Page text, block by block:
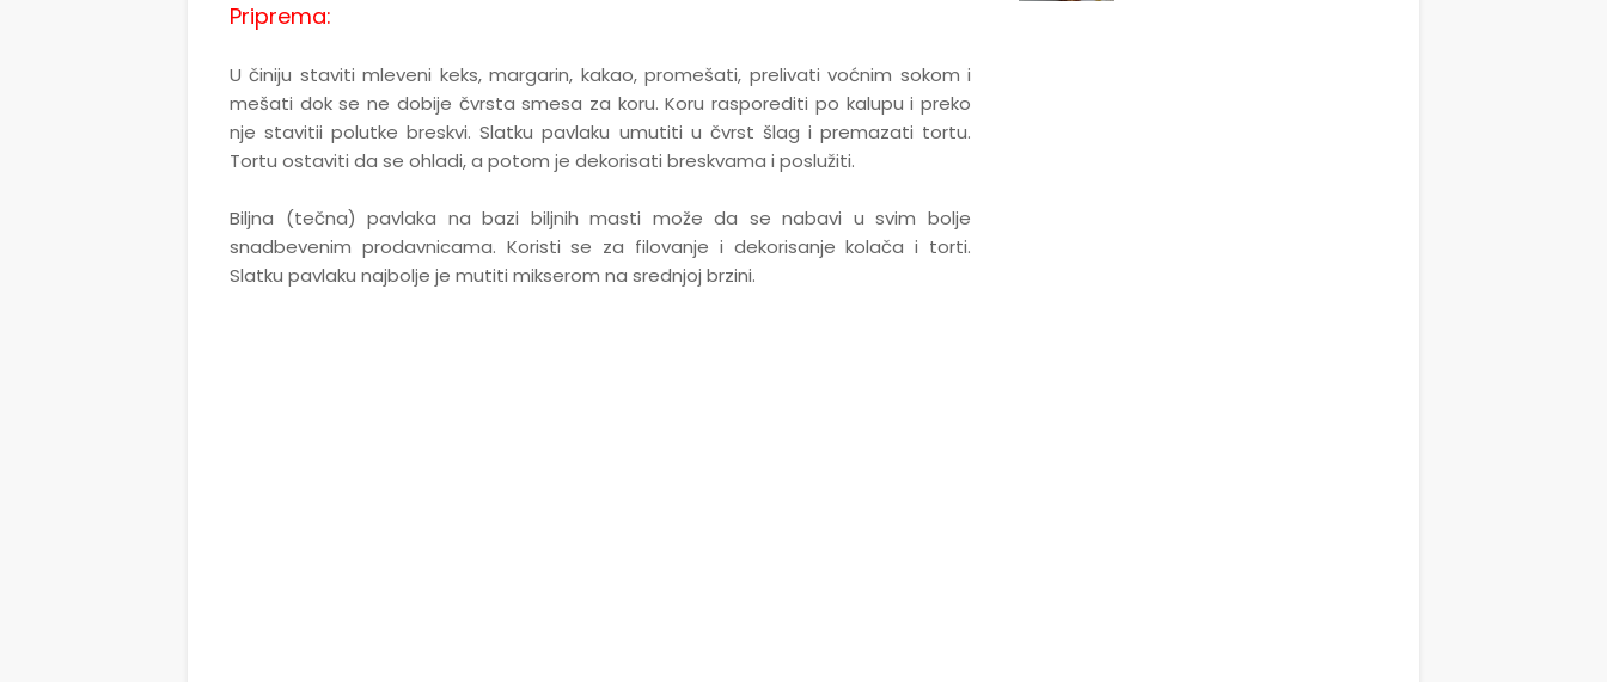
Priprema:
U činiju staviti mleveni keks, margarin, kakao, promešati, prelivati voćnim sokom i
mešati dok se ne dobije čvrsta smesa za koru. Koru rasporediti po kalupu i preko
nje stavitii polutke breskvi. Slatku pavlaku umutiti u čvrst šlag i premazati tortu.
Tortu ostaviti da se ohladi, a potom je dekorisati breskvama i poslužiti.
Biljna (tečna) pavlaka na bazi biljnih masti može da se nabavi u svim bolje
snadbevenim prodavnicama. Koristi se za filovanje i dekorisanje kolača i torti.
Slatku pavlaku najbolje je mutiti mikserom na srednjoj brzini.